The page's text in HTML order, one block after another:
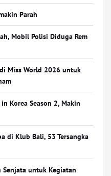
Parah
Mobil Polisi Diduga Rem
Miss World 2026 untuk
Korea Season 2, Makin
di Klub Bali, 53 Tersangka
Senjata untuk Kegiatan